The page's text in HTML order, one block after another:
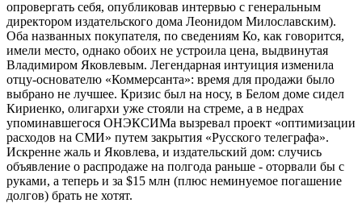
опровергать себя, опубликовав интервью с генеральным
директором издательского дома Леонидом Милославским).
Оба названных покупателя, по сведениям Ко, как говорится,
имели место, однако обоих не устроила цена, выдвинутая
Владимиром Яковлевым. Легендарная интуиция изменила
отцу-основателю «Коммерсанта»: время для продажи было
выбрано не лучшее. Кризис был на носу, в Белом доме сидел
Кириенко, олигархи уже стояли на стреме, а в недрах
упоминавшегося ОНЭКСИМа вызревал проект «оптимизации
расходов на СМИ» путем закрытия «Русского телеграфа».
Искренне жаль и Яковлева, и издательский дом: случись
объявление о распродаже на полгода раньше - оторвали бы с
руками, а теперь и за $15 млн (плюс неминуемое погашение
долгов) брать не хотят.